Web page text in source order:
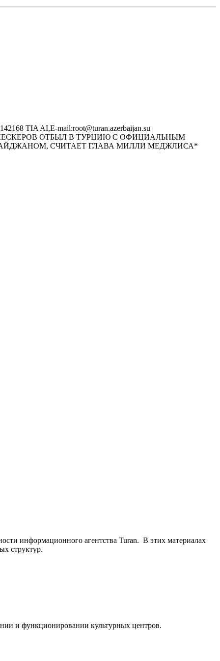
TIA AI,E-mail:root@turan.azerbaijan.su
АЛЕСКЕРОВ ОТБЫЛ В ТУРЦИЮ С ОФИЦИАЛЬHЫМ
СЧИТАЕТ ГЛАВА МИЛЛИ МЕДЖЛИСА*
информационного агентства Turan. В этих материалах
структур.
и функционировании культурных центров.